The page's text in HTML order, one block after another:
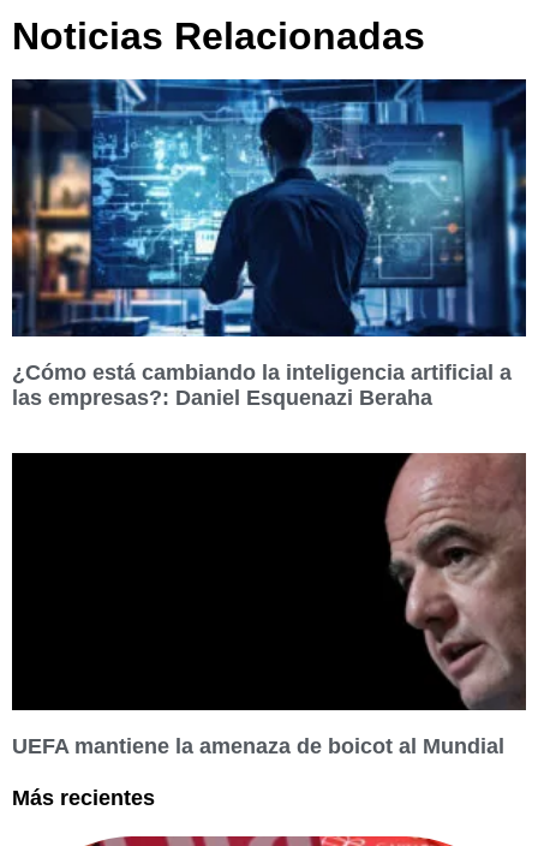
Noticias Relacionadas
¿Cómo está cambiando la inteligencia artificial a
las empresas?: Daniel Esquenazi Beraha
UEFA mantiene la amenaza de boicot al Mundial
Más recientes